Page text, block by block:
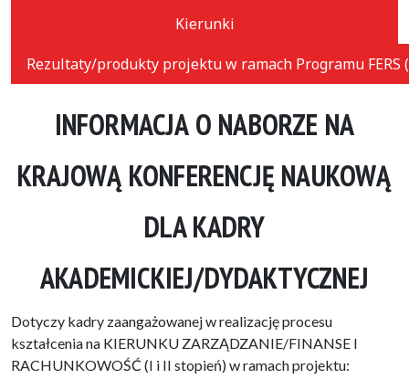
Kierunki
Rezultaty/produkty projektu w ramach Programu
INFORMACJA O NABORZE NA
KRAJOWĄ KONFERENCJĘ NAUKOWĄ
DLA KADRY
AKADEMICKIEJ/DYDAKTYCZNEJ
Dotyczy kadry zaangażowanej w realizację procesu
kształcenia na KIERUNKU ZARZĄDZANIE/FINANSE I
RACHUNKOWOŚĆ (I i II stopień) w ramach projektu: